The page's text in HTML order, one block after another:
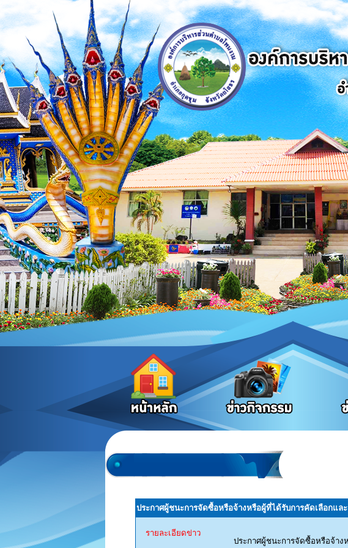
ประกาศผู้ชนะการจัดซื้อหรือจ้างหรือผู้ที่ได้รับการคัดเลือกแ
รายละเอียดข่าว
ประกาศผู้ชนะการจัดซื้อหรือจ้า